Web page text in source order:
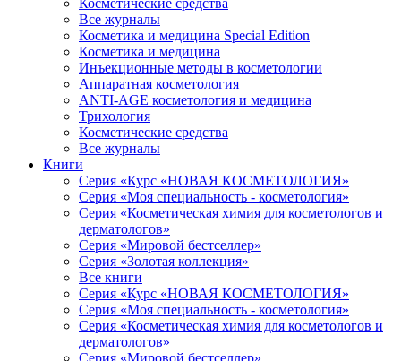
Косметические средства
Все журналы
Косметика и медицина Special Edition
Косметика и медицина
Инъекционные методы в косметологии
Аппаратная косметология
ANTI-AGE косметология и медицина
Трихология
Косметические средства
Все журналы
Книги
Серия «Курс «НОВАЯ КОСМЕТОЛОГИЯ»
Серия «Моя специальность - косметология»
Серия «Косметическая химия для косметологов и
дерматологов»
Серия «Мировой бестселлер»
Серия «Золотая коллекция»
Все книги
Серия «Курс «НОВАЯ КОСМЕТОЛОГИЯ»
Серия «Моя специальность - косметология»
Серия «Косметическая химия для косметологов и
дерматологов»
Серия «Мировой бестселлер»